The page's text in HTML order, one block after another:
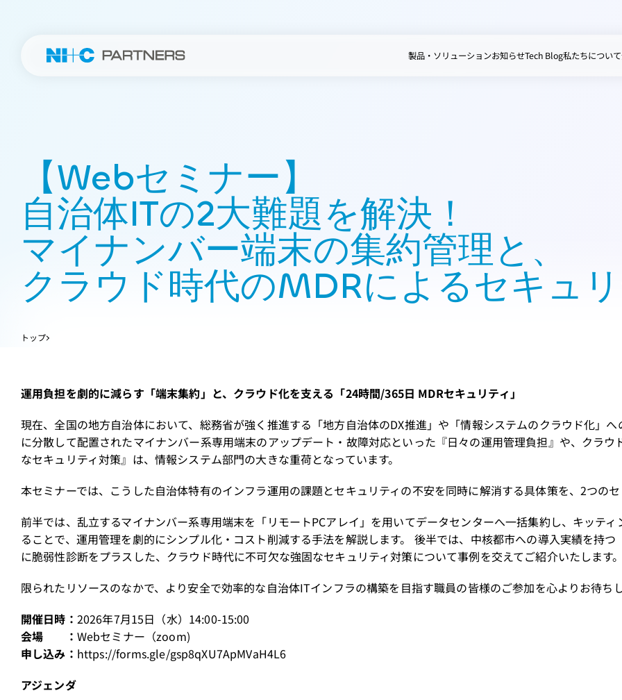
製品・ソリューションお知らせTech Blog私たちについて
【Webセミナー】
自治体ITの2大難題を解決！
マイナンバー端末の集約管理と、
クラウド時代のMDRによるセキュ
トップ
運用負担を劇的に減らす「端末集約」と、クラウド化を支える「24時間/365日 MDRセキュリティ」
現在、全国の地方自治体において、総務省が強く推進する「地方自治体のDX推進」や「情報システムのクラウド化」
に分散して配置されたマイナンバー系専用端末のアップデート・故障対応といった『日々の運用管理負担』や、クラ
なセキュリティ対策』は、情報システム部門の大きな重荷となっています。
本セミナーでは、こうした自治体特有のインフラ運用の課題とセキュリティの不安を同時に解消する具体策を、2つのセ
前半では、乱立するマイナンバー系専用端末を「リモートPCアレイ」を用いてデータセンターへ一括集約し、キッテ
ることで、運用管理を劇的にシンプル化・コスト削減する手法を解説します。 後半では、中核都市への導入実績を持
に脆弱性診断をプラスした、クラウド時代に不可欠な強固なセキュリティ対策について事例を交えてご紹介いたします。
限られたリソースのなかで、より安全で効率的な自治体ITインフラの構築を目指す職員の皆様のご参加を心よりお待ちし
開催日時： 2026年7月15日（水）14:00-15:00
会場 ： Webセミナー（zoom)
申し込み： https://forms.gle/gsp8qXU7ApMVaH4L6
アジェンダ